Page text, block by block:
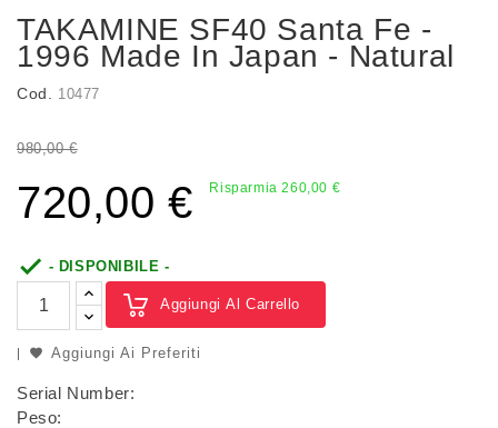
TAKAMINE SF40 Santa Fe -
1996 Made In Japan - Natural
Cod. 10477
980,00 €
720,00 € Risparmia 260,00 €
 - DISPONIBILE -
Aggiungi Al Carrello
Aggiungi Ai Preferiti
Serial Number:
Peso: